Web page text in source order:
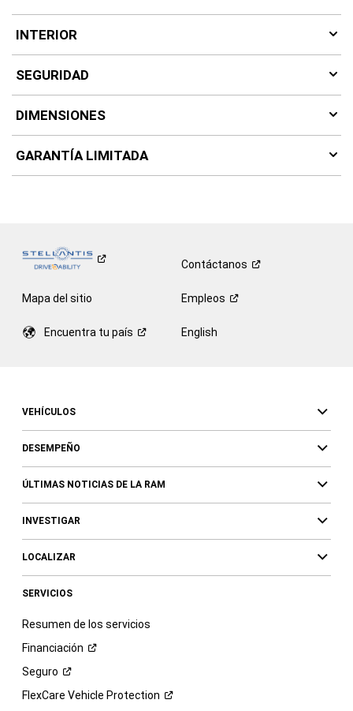
INTERIOR
SEGURIDAD
DIMENSIONES
GARANTÍA LIMITADA
Contáctanos
Mapa del sitio Empleos
Encuentra tu país English
VEHÍCULOS
DESEMPEÑO
ÚLTIMAS NOTICIAS DE LA RAM
INVESTIGAR
LOCALIZAR
SERVICIOS
Resumen de los servicios
Financiación
Seguro
FlexCare Vehicle Protection